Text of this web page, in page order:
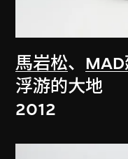
馬岩松、
浮游的大地
2012